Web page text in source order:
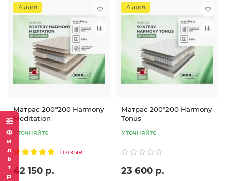
Фильтр
Акция
Матрас 200*200 Harmony
Meditation
Уточняйте
1 отзыв
42 150 р.
Акция
Матрас 200*200 Harmony
Tonus
Уточняйте
23 600 р.